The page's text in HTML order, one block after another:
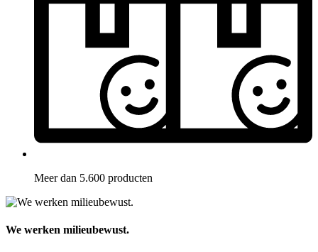
Meer dan 5.600 producten
We werken milieubewust.